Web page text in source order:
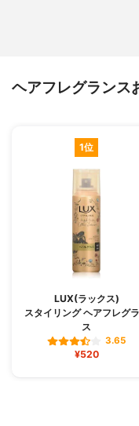
ヘアフレグランス
1位
LUX(ラックス)
スタイリング ヘアフレグ
ス
3.65
¥520